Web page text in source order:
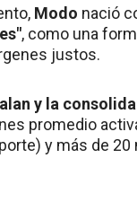
Modo nació
, como una
justos.
y la
promedio
y más de